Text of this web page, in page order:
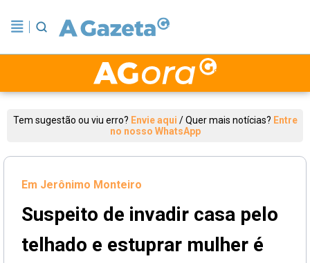
Tem sugestão ou viu erro? Envie aqui /Quer mais notícias? Entre
no nosso WhatsApp
Em Jerônimo Monteiro
Suspeito de invadir casa pelo
telhado e estuprar mulher é